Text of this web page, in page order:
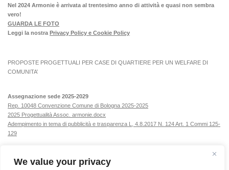
We value your privacy
Nel 2024 Armonie è arrivata al trentesimo anno di attività e quasi non sembra
vero!
GUARDA LE FOTO
Leggi la nostra Privacy Policy e Cookie Policy
PROPOSTE PROGETTUALI PER CASE DI QUARTIERE PER UN WELFARE DI
COMUNITA’
Assegnazione sede 2025-2029
Rep. 10048 Convenzione Comune di Bologna 2025-2025
2025 Progettualità Assoc. armonie.docx
Adempimento in tema di pubblicità e trasparenza L, 4.8.2017 N. 124 Art. 1 Commi 125-
129